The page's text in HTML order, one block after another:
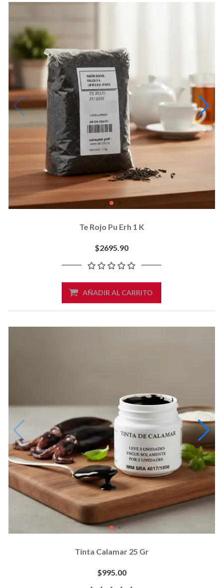
Te Rojo Pu Erh 1 K
$2695.90
AÑADIR AL CARRITO
Tinta Calamar 25 Gr
$995.00